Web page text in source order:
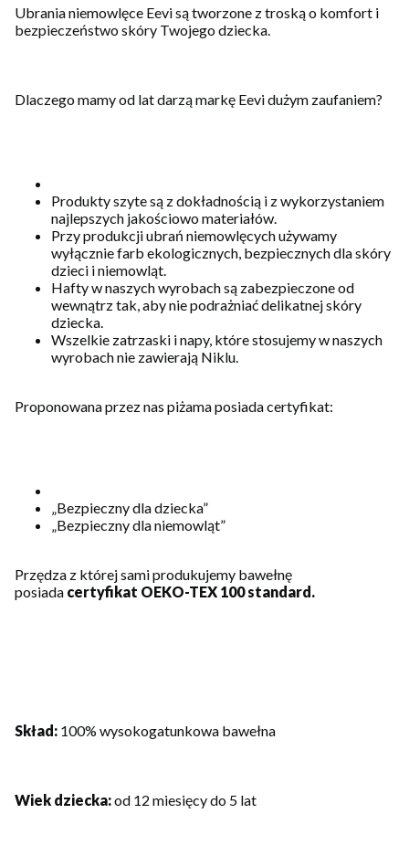
Ubrania niemowlęce Eevi są tworzone z troską o komfort i
bezpieczeństwo skóry Twojego dziecka.
Dlaczego mamy od lat darzą markę Eevi dużym zaufaniem?
Produkty szyte są z dokładnością i z wykorzystaniem
najlepszych jakościowo materiałów.
Przy produkcji ubrań niemowlęcych używamy
wyłącznie farb ekologicznych, bezpiecznych dla skóry
dzieci i niemowląt.
Hafty w naszych wyrobach są zabezpieczone od
wewnątrz tak, aby nie podrażniać delikatnej skóry
dziecka.
Wszelkie zatrzaski i napy, które stosujemy w naszych
wyrobach nie zawierają Niklu.
Proponowana przez nas piżama posiada certyfikat:
„Bezpieczny dla dziecka”
„Bezpieczny dla niemowląt”
Przędza z której sami produkujemy bawełnę
posiada certyfikat OEKO-TEX 100 standard.
Skład: 100% wysokogatunkowa bawełna
Wiek dziecka:od 12 miesięcy do 5 lat